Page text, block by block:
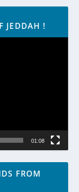
JEDDAH !
01:08
FROM